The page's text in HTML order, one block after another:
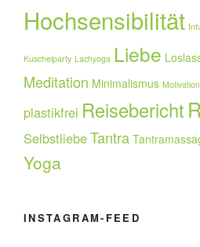
Hochsensibilität
Kuschelparty Lachyoga Liebe
Meditation Minimalismus Motivation
plastikfrei Reisebericht
SelbstliebeTantra
Yoga
INSTAGRAM-FEED